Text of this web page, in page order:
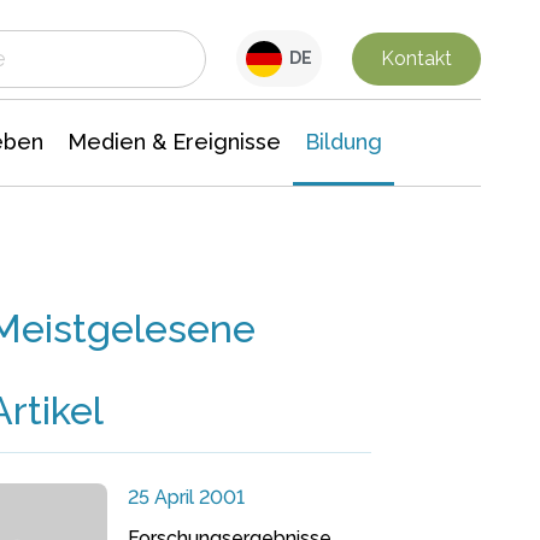
DE Kontakt
Medien & Ereignisse Bildung
25 April 2001